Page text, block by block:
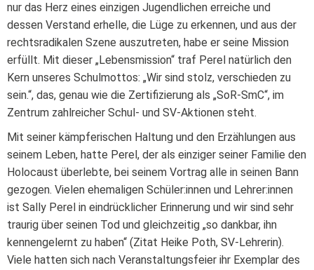
nur das Herz eines einzigen Jugendlichen erreiche und
dessen Verstand erhelle, die Lüge zu erkennen, und aus der
rechtsradikalen Szene auszutreten, habe er seine Mission
erfüllt. Mit dieser „Lebensmission“ traf Perel natürlich den
Kern unseres Schulmottos: „Wir sind stolz, verschieden zu
sein.“, das, genau wie die Zertifizierung als „SoR-SmC“, im
Zentrum zahlreicher Schul- und SV-Aktionen steht.
Mit seiner kämpferischen Haltung und den Erzählungen aus
seinem Leben, hatte Perel, der als einziger seiner Familie den
Holocaust überlebte, bei seinem Vortrag alle in seinen Bann
gezogen. Vielen ehemaligen Schüler:innen und Lehrer:innen
ist Sally Perel in eindrücklicher Erinnerung und wir sind sehr
traurig über seinen Tod und gleichzeitig „so dankbar, ihn
kennengelernt zu haben“ (Zitat Heike Poth, SV-Lehrerin).
Viele hatten sich nach Veranstaltungsfeier ihr Exemplar des